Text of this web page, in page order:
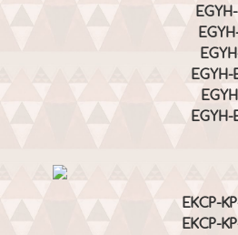
EGYH-
EGYH-
EKCP-
EKCP-